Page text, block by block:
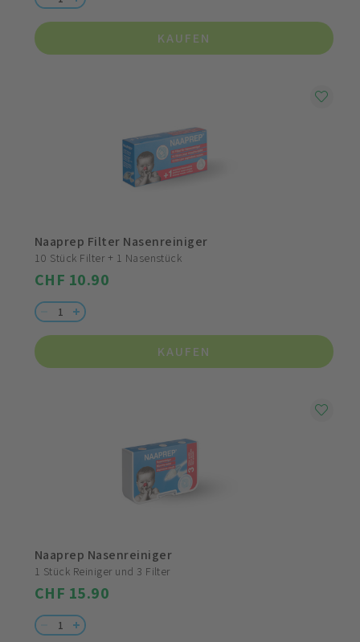
KAUFEN
Naaprep Filter Nasenreiniger
10 Stück Filter + 1 Nasenstück
CHF 10.90
KAUFEN
Naaprep Nasenreiniger
1 Stück Reiniger und 3 Filter
CHF 15.90